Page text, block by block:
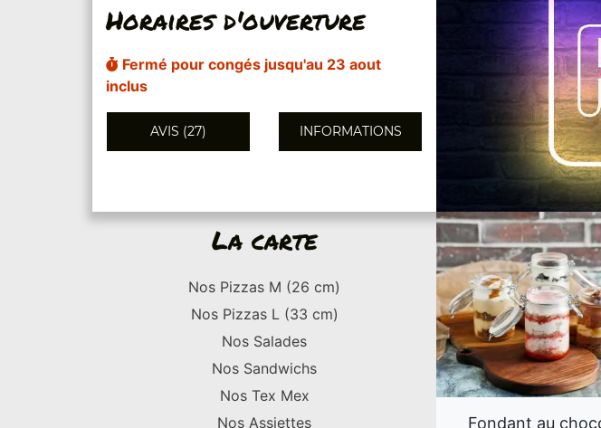
Horaires d'ouverture
Fermé pour congés jusqu'au 23 aout
inclus
AVIS (27) INFORMATIONS
La carte
Nos Pizzas M (26 cm)
Nos Pizzas L (33 cm)
Nos Salades
Nos Sandwichs
Nos Tex Mex
Nos Assiettes
Fondant au